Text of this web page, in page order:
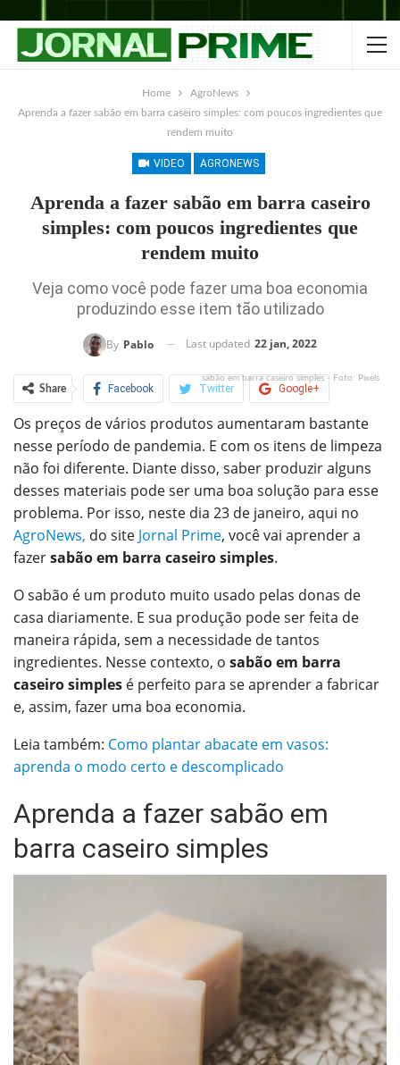
Home
AgroNews
Aprenda a fazer sabão em barra caseiro simples: com poucos ingredientes que
rendem muito
VIDEO AGRONEWS
Aprenda a fazer sabão em barra caseiro
simples: com poucos ingredientes que
rendem muito
Veja como você pode fazer uma boa economia
produzindo esse item tão utilizado
By Pablo Last updated 22 jan, 2022
sabão em barra caseiro simples - Foto: Pixels
Share Facebook Twitter Google+
ReddIt WhatsApp Pinterest
O email
Os preços de vários produtos aumentaram bastante
nesse período de pandemia. E com os itens de limpeza
não foi diferente. Diante disso, saber produzir alguns
desses materiais pode ser uma boa solução para esse
problema. Por isso, neste dia 23 de janeiro, aqui no
AgroNews, do site Jornal Prime, você vai aprender a
fazersabão em barra caseiro simples.
O sabão é um produto muito usado pelas donas de
casa diariamente. E sua produção pode ser feita de
maneira rápida, sem a necessidade de tantos
ingredientes. Nesse contexto, o sabão em barra
caseiro simples é perfeito para se aprender a fabricar
e, assim, fazer uma boa economia.
Leia também: Como plantar abacate em vasos:
aprenda o modo certo e descomplicado
Aprenda a fazer sabão em
barra caseiro simples